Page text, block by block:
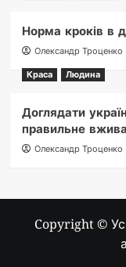
Норма кроків в
Олександр Троценко
Краса
Людина
Доглядати
правильне
Олександр Троценко
Copyright ©